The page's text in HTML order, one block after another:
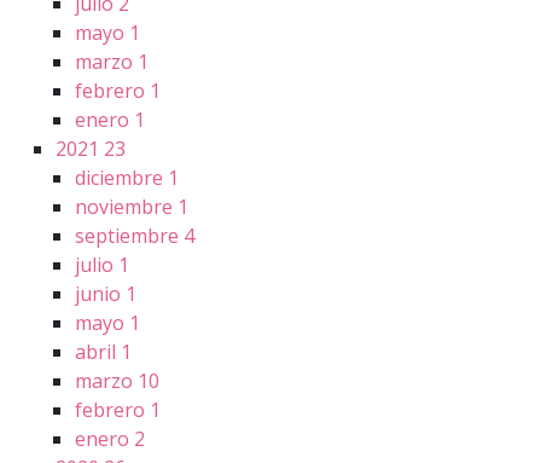
mayo 1
marzo 1
febrero 1
enero 1
2021 23
diciembre 1
noviembre 1
septiembre 4
julio 1
junio 1
mayo 1
abril 1
marzo 10
febrero 1
enero 2